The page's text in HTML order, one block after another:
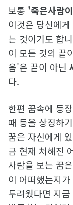
보통 '죽은사람
이것은 당신에게
는 것이기도 합
이 모든 것의 끝
음'은 끝이 아닌
다. ​
한편 꿈속에 등
패 등을 상징하
꿈은 자신에게
금 현재 처해진
사람을 보는 꿈
이 어떠했는지
두려웠다면 지